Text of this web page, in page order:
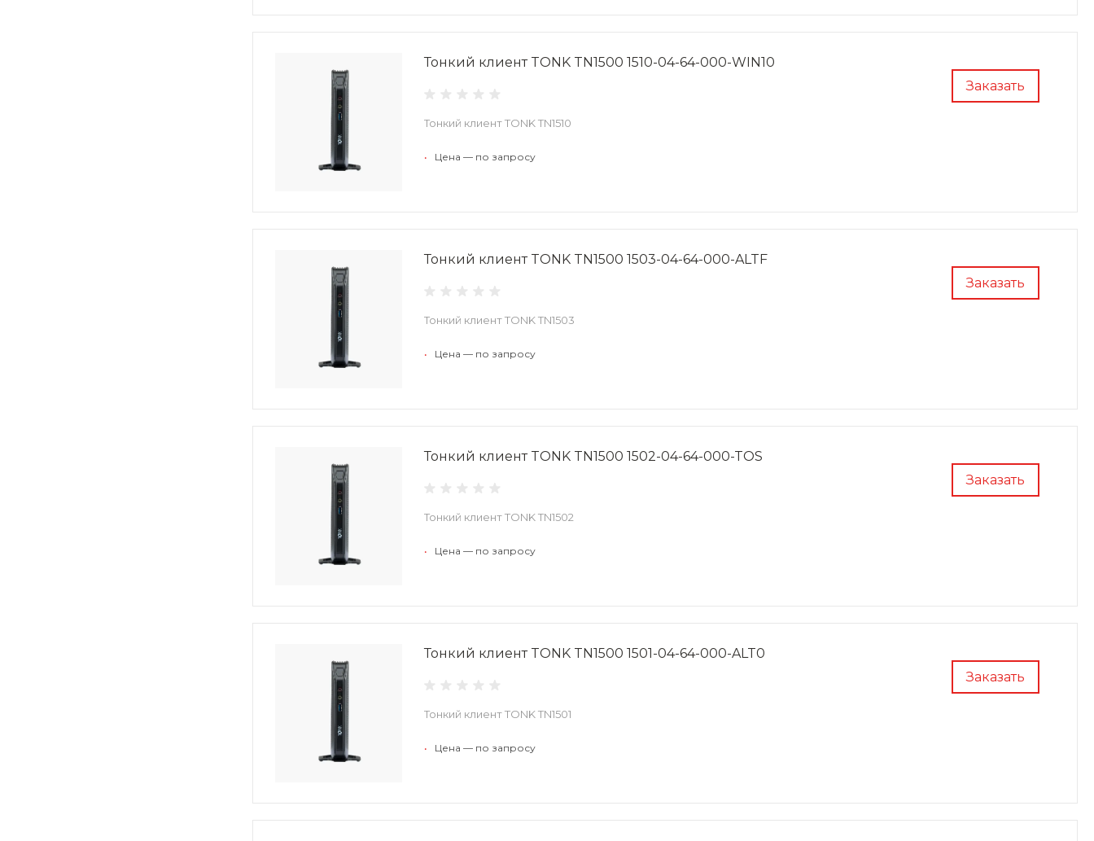
Заказать
Тонкий клиент TONK TN1500 1510-04-64-000-WIN10
Тонкий клиент TONK TN1510
• Цена — по запросу
Заказать
Тонкий клиент TONK TN1500 1503-04-64-000-ALTF
Тонкий клиент TONK TN1503
• Цена — по запросу
Заказать
Тонкий клиент TONK TN1500 1502-04-64-000-TOS
Тонкий клиент TONK TN1502
• Цена — по запросу
Заказать
Тонкий клиент TONK TN1500 1501-04-64-000-ALT0
Тонкий клиент TONK TN1501
• Цена — по запросу